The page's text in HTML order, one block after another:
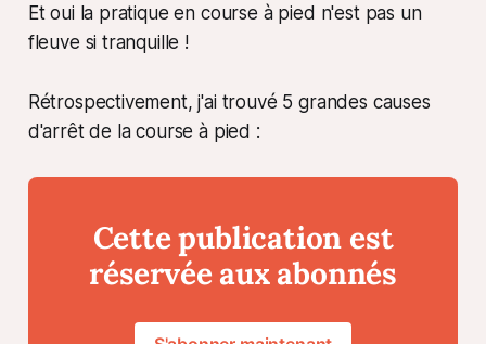
Et oui la pratique en course à pied n'est pas un
fleuve si tranquille !
Rétrospectivement, j'ai trouvé 5 grandes causes
d'arrêt de la course à pied :
Cette publication est
réservée aux abonnés